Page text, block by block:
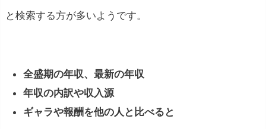
と検索する方が多いようです。
全盛期の年収、最新の年収
年収の内訳や収入源
ギャラや報酬を他の人と比べると